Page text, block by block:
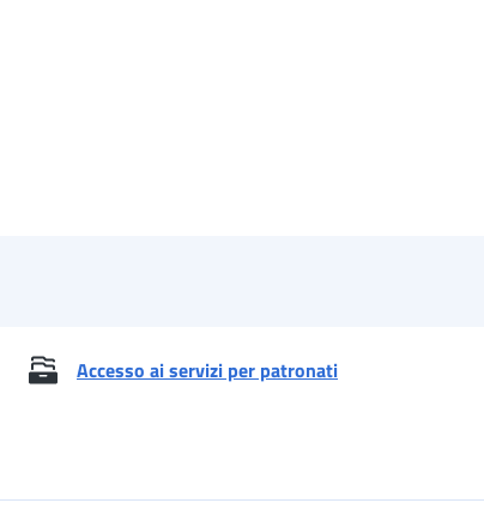
Accesso ai servizi per patronati